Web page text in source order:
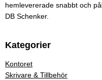
hemlevererade snabbt och
DB Schenker.
Kategorier
Kontoret
Skrivare & Tillbehör